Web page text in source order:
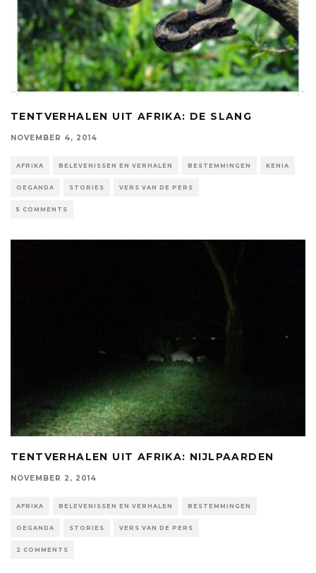
TENTVERHALEN UIT AFRIKA: DE SLANG
NOVEMBER 4, 2014
AFRIKA BELEVENISSEN EN VERHALEN BESTEMMINGEN KENIA
OEGANDA STORIES VERS VAN DE PERS
5 COMMENTS
TENTVERHALEN UIT AFRIKA: NIJLPAARDEN
NOVEMBER 2, 2014
AFRIKA BELEVENISSEN EN VERHALEN BESTEMMINGEN
OEGANDA STORIES VERS VAN DE PERS
2 COMMENTS